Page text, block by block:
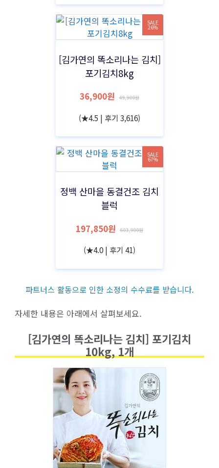
SALE
26%
[김가연의 똑소리나는 김치]
포기김치8kg
36,900원 49,900원
(★4.5 | 후기 3,616)
SALE
67%
정백 산마을 동결건조 김치
블럭
197,850원 603,900원
(★4.0 | 후기 41)
파트너스 활동으로 인한 소정의 수수료를 받습니다.
자세한 내용은 아래에서 살펴보세요.
[김가연의 똑소리나는 김치] 포기김치
10kg, 1개